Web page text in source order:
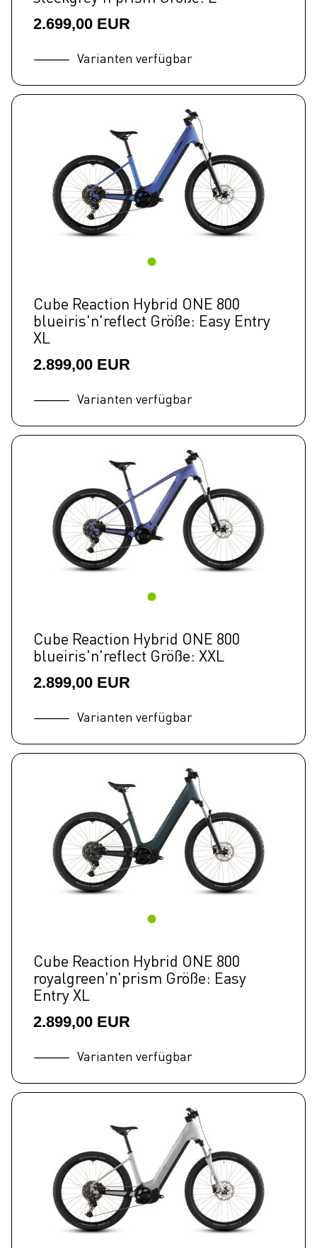
2.699,00 EUR
Varianten verfügbar
Cube Reaction Hybrid ONE 800
blueiris'n'reflect Größe: Easy Entry
XL
2.899,00 EUR
Varianten verfügbar
Cube Reaction Hybrid ONE 800
blueiris'n'reflect Größe: XXL
2.899,00 EUR
Varianten verfügbar
Cube Reaction Hybrid ONE 800
royalgreen'n'prism Größe: Easy
Entry XL
2.899,00 EUR
Varianten verfügbar